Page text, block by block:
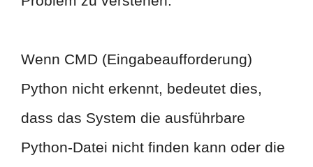
Wenn CMD (Eingabeaufforderung)
Python nicht erkennt, bedeutet dies,
dass das System die ausführbare
Python-Datei nicht finden kann oder die